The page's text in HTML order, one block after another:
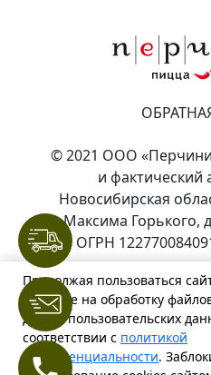
© 2021 ООО
и фактический
Новосибирская
ул.Максима Горького,
ОГРН
материалов
Политика
на обработку
файлов
Продолжая пользоваться
согласие на обработку
других пользовательских
соответствии с политикой
конфиденциальности.
+7 912 912-91-81